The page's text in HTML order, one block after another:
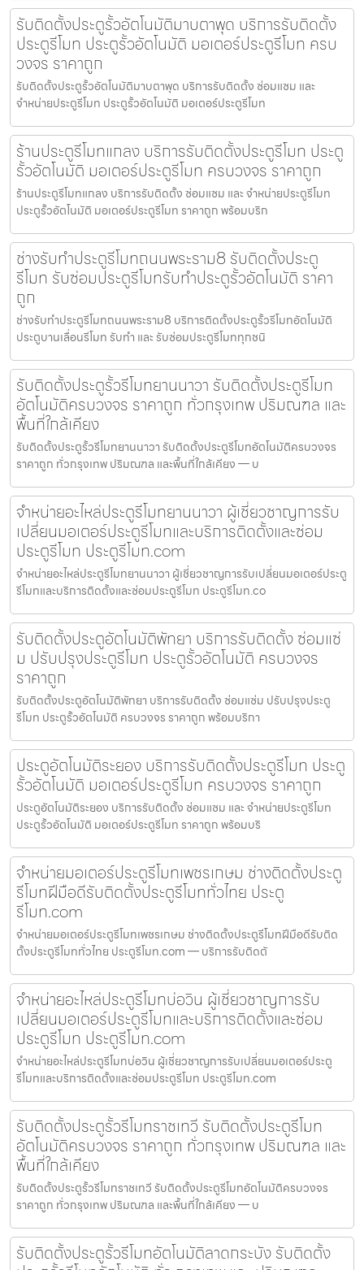
รับติดตั้งประตูรั้วอัตโนมัติมาบตาพุด บริการรับติดตั้ง
ประตูรีโมท ประตูรั้วอัตโนมัติ มอเตอร์ประตูรีโมท ครบ
วงจร ราคาถูก
รับติดตั้งประตูรั้วอัตโนมัติมาบตาพุด บริการรับติดตั้ง ซ่อมแซม และ
จำหน่ายประตูรีโมท ประตูรั้วอัตโนมัติ มอเตอร์ประตูรีโมท
ร้านประตูรีโมทแกลง บริการรับติดตั้งประตูรีโมท ประตู
รั้วอัตโนมัติ มอเตอร์ประตูรีโมท ครบวงจร ราคาถูก
ร้านประตูรีโมทแกลง บริการรับติดตั้ง ซ่อมแซม และ จำหน่ายประตูรีโมท
ประตูรั้วอัตโนมัติ มอเตอร์ประตูรีโมท ราคาถูก พร้อมบริก
ช่างรับทำประตูรีโมทถนนพระราม8 รับติดตั้งประตู
รีโมท รับซ่อมประตูรีโมทรับทำประตูรั้วอัตโนมัติ ราคา
ถูก
ช่างรับทำประตูรีโมทถนนพระราม8 บริการติดตั้งประตูรั้วรีโมทอัตโนมัติ
ประตูบานเลื่อนรีโมท รับทำ และ รับซ่อมประตูรีโมททุกชนิ
รับติดตั้งประตูรั้วรีโมทยานนาวา รับติดตั้งประตูรีโมท
อัตโนมัติครบวงจร ราคาถูก ทั่วกรุงเทพ ปริมณฑล และ
พื้นที่ใกล้เคียง
รับติดตั้งประตูรั้วรีโมทยานนาวา รับติดตั้งประตูรีโมทอัตโนมัติครบวงจร
ราคาถูก ทั่วกรุงเทพ ปริมณฑล และพื้นที่ใกล้เคียง — บ
จำหน่ายอะไหล่ประตูรีโมทยานนาวา ผู้เชี่ยวชาญการรับ
เปลี่ยนมอเตอร์ประตูรีโมทและบริการติดตั้งและซ่อม
ประตูรีโมท ประตูรีโมท.com
จำหน่ายอะไหล่ประตูรีโมทยานนาวา ผู้เชี่ยวชาญการรับเปลี่ยนมอเตอร์ประตู
รีโมทและบริการติดตั้งและซ่อมประตูรีโมท ประตูรีโมท.co
รับติดตั้งประตูอัตโนมัติพัทยา บริการรับติดตั้ง ซ่อมแซ่
ม ปรับปรุงประตูรีโมท ประตูรั้วอัตโนมัติ ครบวงจร
ราคาถูก
รับติดตั้งประตูอัตโนมัติพัทยา บริการรับติดตั้ง ซ่อมแซ่ม ปรับปรุงประตู
รีโมท ประตูรั้วอัตโนมัติ ครบวงจร ราคาถูก พร้อมบริกา
ประตูอัตโนมัติระยอง บริการรับติดตั้งประตูรีโมท ประตู
รั้วอัตโนมัติ มอเตอร์ประตูรีโมท ครบวงจร ราคาถูก
ประตูอัตโนมัติระยอง บริการรับติดตั้ง ซ่อมแซม และ จำหน่ายประตูรีโมท
ประตูรั้วอัตโนมัติ มอเตอร์ประตูรีโมท ราคาถูก พร้อมบริ
จำหน่ายมอเตอร์ประตูรีโมทเพชรเกษม ช่างติดตั้งประตู
รีโมทฝีมือดีรับติดตั้งประตูรีโมททั่วไทย ประตู
รีโมท.com
จำหน่ายมอเตอร์ประตูรีโมทเพชรเกษม ช่างติดตั้งประตูรีโมทฝีมือดีรับติด
ตั้งประตูรีโมททั่วไทย ประตูรีโมท.com — บริการรับติดตั
จำหน่ายอะไหล่ประตูรีโมทบ่อวิน ผู้เชี่ยวชาญการรับ
เปลี่ยนมอเตอร์ประตูรีโมทและบริการติดตั้งและซ่อม
ประตูรีโมท ประตูรีโมท.com
จำหน่ายอะไหล่ประตูรีโมทบ่อวิน ผู้เชี่ยวชาญการรับเปลี่ยนมอเตอร์ประตู
รีโมทและบริการติดตั้งและซ่อมประตูรีโมท ประตูรีโมท.com
รับติดตั้งประตูรั้วรีโมทราชเทวี รับติดตั้งประตูรีโมท
อัตโนมัติครบวงจร ราคาถูก ทั่วกรุงเทพ ปริมณฑล และ
พื้นที่ใกล้เคียง
รับติดตั้งประตูรั้วรีโมทราชเทวี รับติดตั้งประตูรีโมทอัตโนมัติครบวงจร
ราคาถูก ทั่วกรุงเทพ ปริมณฑล และพื้นที่ใกล้เคียง — บ
รับติดตั้งประตูรั้วรีโมทอัตโนมัติลาดกระบัง รับติดตั้ง